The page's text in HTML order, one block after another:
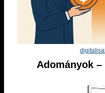
Adományok